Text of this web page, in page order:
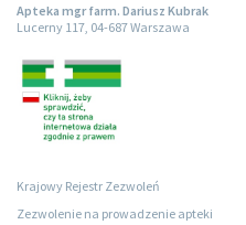
Apteka mgr farm. Dariusz Kubrak
Lucerny 117, 04-687 Warszawa
Krajowy Rejestr Zezwoleń
Zezwolenie na prowadzenie apteki